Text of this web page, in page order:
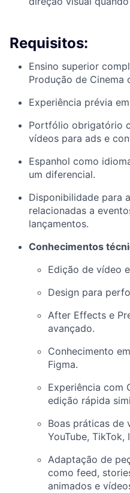
Requisitos:
Ensino superior
Produção de Cinema
Experiência prévia
Portfólio obrigatório
vídeos para ads e
Espanhol como
um diferencial.
Disponibilidade para
relacionadas a
lançamentos.
Conhecimentos
Edição de vídeo
Design para
After Effects e
avançado.
Conhecimento
Figma.
Experiência com
edição rápida
Boas práticas de
YouTube, TikTok,
Adaptação de
como feed,
animados e